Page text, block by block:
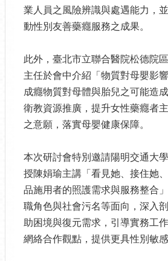
業人員之風險辨識與處遇能力，
動性別友善藥癮服務之成果。
此外，臺北市立聯合醫院松德院
主任於會中介紹「物質對母嬰影
成癮物質對母體與胎兒之可能造
衛教資源推廣，提升女性藥癮者
之意願，落實母嬰健康保障。
本次研討會特別邀請陽明交通大
授陳娟瑜主講「看見她、接住她
品施用者的照護需求與服務整合
職角色與社會污名等面向，深入
助困境與復元需求，引導實務工
網絡合作觀點，提供更具性別敏